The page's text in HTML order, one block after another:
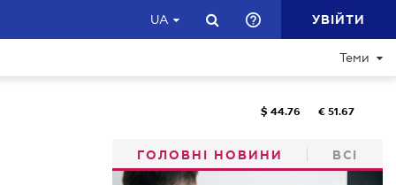
UA УВІЙТИ
Теми
$ 44.76 € 51.67
ГОЛОВНІ НОВИНИ ВСІ